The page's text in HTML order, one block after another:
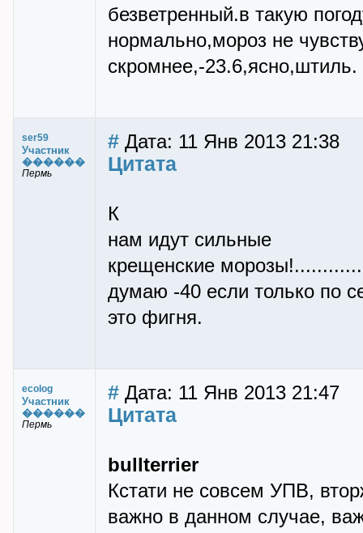
безветренный.в такую
нормально,мороз не
скромнее,-23.6,ясно,штиль.
ser59
Участник
������
Пермь
# Дата: 11 Янв 2013 21:38
Цитата
К
нам идут сильные
крещенские
думаю -40 если только по
это фигня.
ecolog
Участник
������
Пермь
# Дата: 11 Янв 2013 21:47
Цитата
bullterrier
Кстати не совсем УПВ,
важно в данном случае,